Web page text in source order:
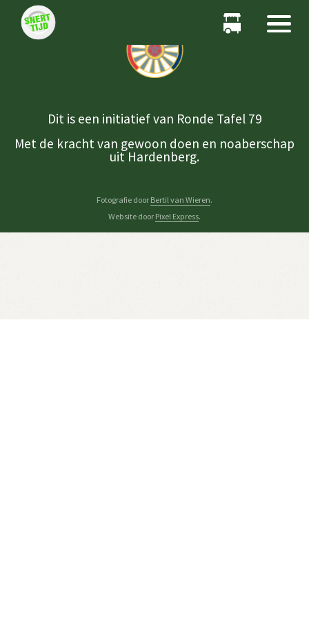
Dit is een initiatief van Ronde Tafel 79
Met de kracht van gewoon doen en noaberschap
uit Hardenberg.
Fotografie door Bertil van Wieren.
Website door Pixel Express.